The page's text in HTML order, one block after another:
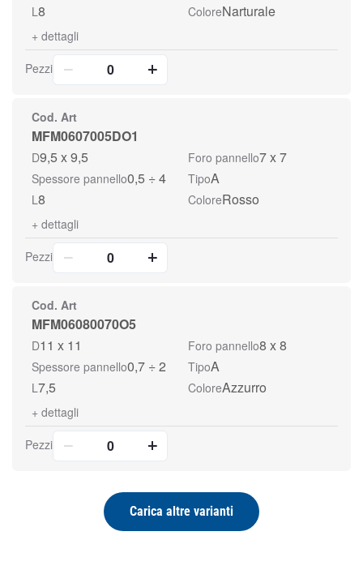
L8 ColoreNarturale
+ dettagli
Pezzi
Cod. Art
MFM0607005DO1
D9,5 x 9,5 Foro pannello7 x 7
Spessore pannello0,5 ÷ 4 TipoA
L8 ColoreRosso
+ dettagli
Pezzi
Cod. Art
MFM06080070O5
D11 x 11 Foro pannello8 x 8
Spessore pannello0,7 ÷ 2 TipoA
L7,5 ColoreAzzurro
+ dettagli
Pezzi
Carica altre varianti